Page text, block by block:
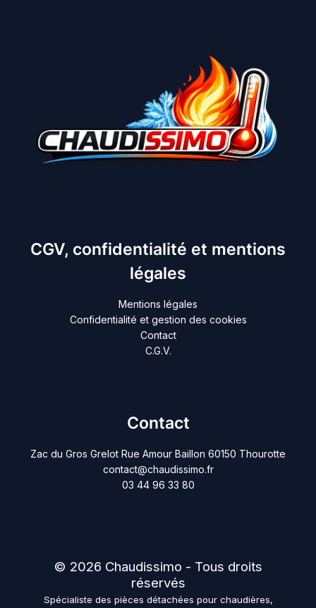
CGV, confidentialité et mentions
légales
Mentions légales
Confidentialité et gestion des cookies
Contact
C.G.V.
Contact
Zac du Gros Grelot Rue Amour Baillon 60150 Thourotte
contact@chaudissimo.fr
03 44 96 33 80
© 2026 Chaudissimo - Tous droits
réservés
Spécialiste des pièces détachées pour chaudières,